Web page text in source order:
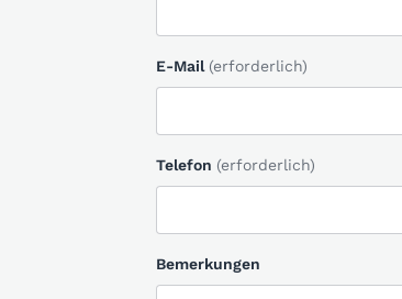
E-Mail (erforderlich)
Telefon (erforderlich)
Bemerkungen